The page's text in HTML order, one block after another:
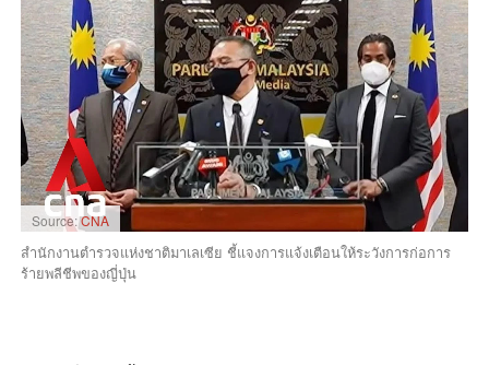
Source:CNA
สำนักงานตำรวจแห่งชาติมาเลเซีย ชี้แจงการแจ้งเตือนให้ระวังการก่อการ
ร้ายพลีชีพของญี่ปุ่น